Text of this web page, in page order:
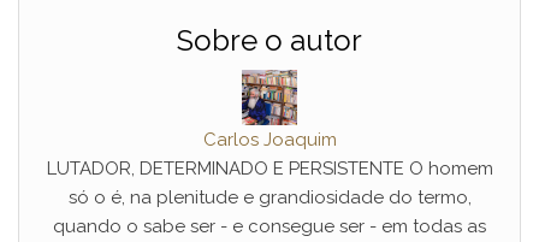
Sobre o autor
Carlos Joaquim
LUTADOR, DETERMINADO E PERSISTENTE O homem
só o é, na plenitude e grandiosidade do termo,
quando o sabe ser - e consegue ser - em todas as